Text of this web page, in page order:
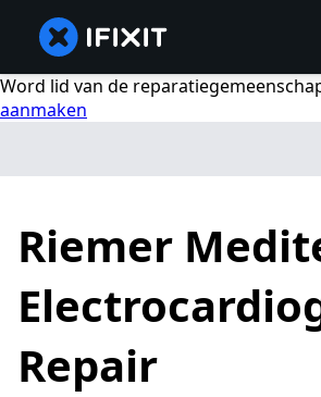
Word lid van de
aanmaken
Riemer
Repair